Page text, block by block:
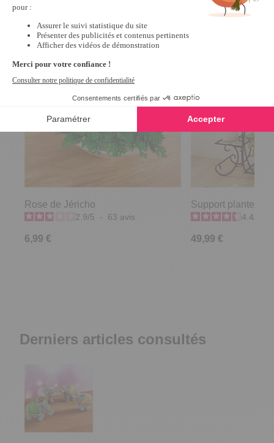
Rose de Jéricho
2.9/5 - 63 avis
6,99 €
Support plantes
4.4
49,99 €
Derniers articles consultés